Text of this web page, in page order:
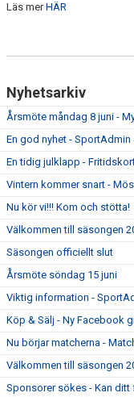
Läs merHÄR
Nyhetsarkiv
Årsmöte måndag 8 juni -
En god nyhet -
En tidig julklapp -
Vintern kommer snart -
Nu kör vi!!! Kom och stötta!
Välkommen till säsongen
Säsongen officiellt slut
Årsmöte söndag 15 juni
Viktig information -
Köp & Sälj - Ny Facebook
Nu börjar matcherna -
Välkommen till säsongen
Sponsorer sökes - Kan ditt